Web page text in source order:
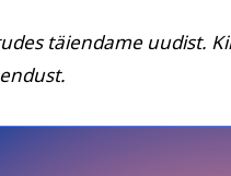
täiendame uudist.